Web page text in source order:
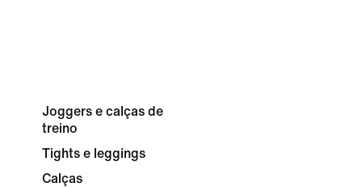
Joggers e calças de
treino
Tights e leggings
Calças